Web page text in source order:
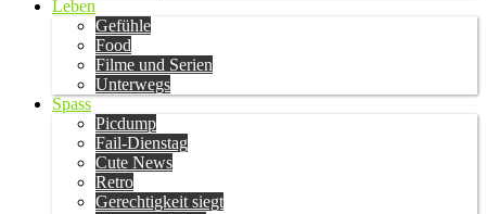
Leben
Gefühle
Food
Filme und Serien
Unterwegs
Spass
Picdump
Fail-Dienstag
Cute News
Retro
Gerechtigkeit siegt